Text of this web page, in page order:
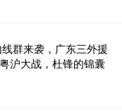
群来袭，广东三外援
沪大战，杜锋的锦囊